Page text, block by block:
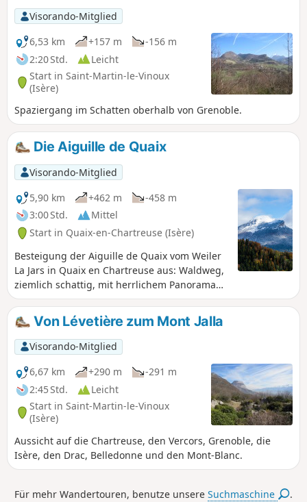
Visorando-Mitglied
6,53 km
+157 m
-156 m
2:20 Std.
Leicht
Start in Saint-Martin-le-Vinoux
(Isère)
Spaziergang im Schatten oberhalb von Grenoble.
Die Aiguille de Quaix
Visorando-Mitglied
5,90 km
+462 m
-458 m
3:00 Std.
Mittel
Start in Quaix-en-Chartreuse (Isère)
Besteigung der Aiguille de Quaix vom Weiler
La Jars in Quaix en Chartreuse aus: Waldweg,
ziemlich schattig, mit herrlichem Panorama
auf das Isère-Tal auf Höhe der Aiguille de
Quaix. Der Aufstieg zur Aiguille de Quaix
erfordert eine Kletterpassage, die mit
schweren Schuhen oder für schwindelfüßige
Personen schwierig sein kann. Das Panorama
am Fuße der Aiguille ist jedoch auch ohne
Klettern einen Besuch wert. Die Wanderung
bleibt dennoch interessant.
Von Lévetière zum Mont Jalla
Visorando-Mitglied
6,67 km
+290 m
-291 m
2:45 Std.
Leicht
Start in Saint-Martin-le-Vinoux
(Isère)
Aussicht auf die Chartreuse, den Vercors, Grenoble, die
Isère, den Drac, Belledonne und den Mont-Blanc.
Für mehr Wandertouren, benutze unsereSuchmaschine .